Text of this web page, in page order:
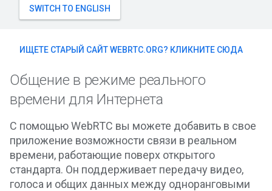
ИЩЕТЕ СТАРЫЙ САЙТ WEBRTC.ORG? КЛИКНИТЕ СЮДА
Общение в режиме реального
времени для Интернета
С помощью WebRTC вы можете добавить в свое
приложение возможности связи в реальном
времени, работающие поверх открытого
стандарта. Он поддерживает передачу видео,
голоса и общих данных между одноранговыми